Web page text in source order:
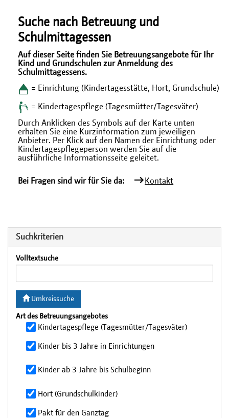
Suche nach Betreuung und
Schulmittagessen
Auf dieser Seite finden Sie Betreuungsangebote für Ihr
Kind und Grundschulen zur Anmeldung des
Schulmittagessens.
= Einrichtung (Kindertagesstätte, Hort, Grundschule)
= Kindertagespflege (Tagesmütter/Tagesväter)
Durch Anklicken des Symbols auf der Karte unten
erhalten Sie eine Kurzinformation zum jeweiligen
Anbieter. Per Klick auf den Namen der Einrichtung oder
Kindertagespflegeperson werden Sie auf die
ausführliche Informationsseite geleitet.
Bei Fragen sind wir für Sie da: Kontakt
Suchkriterien
Volltextsuche
Umkreissuche
Art des Betreuungsangebotes
Kindertagespflege (Tagesmütter/Tagesväter)
Kinder bis 3 Jahre in Einrichtungen
Kinder ab 3 Jahre bis Schulbeginn
Hort (Grundschulkinder)
Pakt für den Ganztag